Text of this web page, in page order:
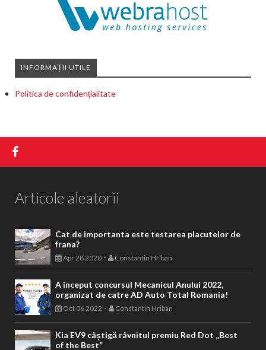
INFORMAȚII UTILE
Politica de confidențialitate
Articole aleatorii
Cat de importanta este testarea placutelor de
frana?
Apr 28 2020 - Constantin Hriban
A inceput concursul Mecanicul Anului 2022,
organizat de catre AD Auto Total Romania!
Oct 06 2022 - Constantin Hriban
Kia EV9 câștigă râvnitul premiu Red Dot „Best
of the Best”